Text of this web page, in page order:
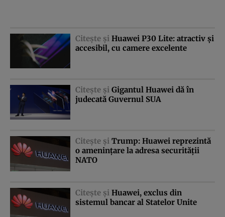
Citeşte şi Huawei P30 Lite: atractiv şi
accesibil, cu camere excelente
Citeşte şi Gigantul Huawei dă în
judecată Guvernul SUA
Citeşte şi Trump: Huawei reprezintă
o ameninţare la adresa securităţii
NATO
Citeşte şi Huawei, exclus din
sistemul bancar al Statelor Unite